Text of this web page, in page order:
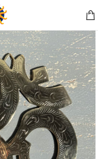
apsiperkant už 30€!!